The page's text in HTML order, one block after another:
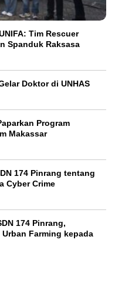
Tim Rescuer
Spanduk Raksasa
Doktor di UNHAS
Program
Makassar
174 Pinrang tentang
Cyber Crime
174 Pinrang,
Farming kepada